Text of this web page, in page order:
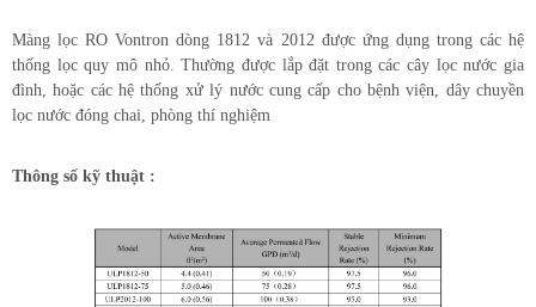
Màng lọc RO Vontron dòng 1812 và 2012 được ứng dụng trong các hệ
thống lọc quy mô nhỏ. Thường được lắp đặt trong các cây lọc nước gia
đình, hoặc các hệ thống xử lý nước cung cấp cho bệnh viện, dây chuyền
lọc nước đóng chai, phòng thí nghiệm
Thông số kỹ thuật :